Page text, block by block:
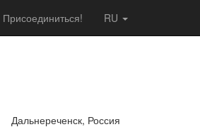
RU
Присоединиться!
Дальнереченск, Россия